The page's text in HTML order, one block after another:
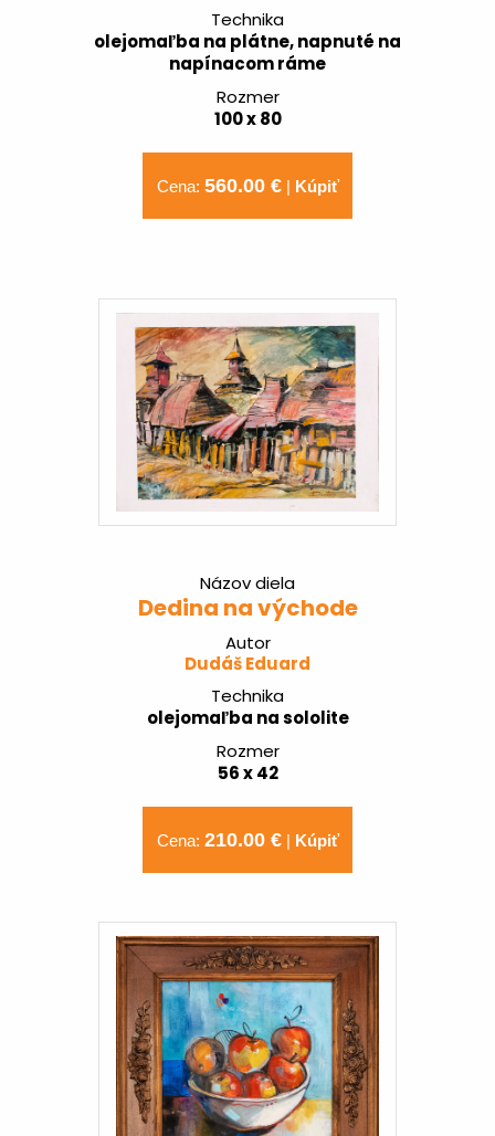
Technika
olejomaľba na plátne, napnuté na
napínacom ráme
Rozmer
100 x 80
Cena: 560.00 €| Kúpiť
Názov diela
Dedina na východe
Autor
Dudáš Eduard
Technika
olejomaľba na sololite
Rozmer
56 x 42
Cena: 210.00 €| Kúpiť